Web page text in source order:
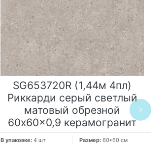
SG653720R (1,44м 4пл)
Риккарди серый светлый
матовый обрезной
60x60x0,9 керамогранит
В упаковке: 4 шт Размер: 60*60 см